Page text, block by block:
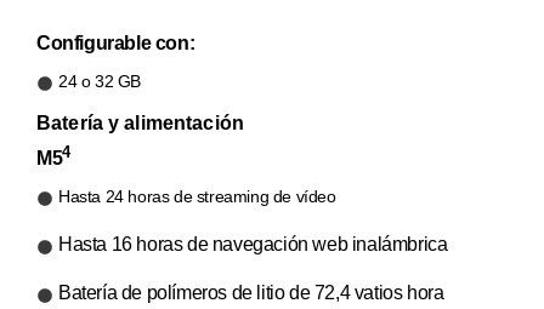
Configurable con:
24 o 32 GB
Batería y alimentación
M54
Hasta 24 horas de streaming de vídeo
Hasta 16 horas de navegación web inalámbrica
Batería de polímeros de litio de 72,4 vatios hora